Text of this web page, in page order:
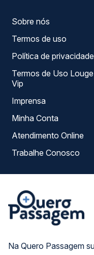
Na Quero Passagem
Sobre nós
Termos de uso
Política de privacidade
Termos de Uso Louge
Vip
Imprensa
Minha Conta
Atendimento Online
Trabalhe Conosco